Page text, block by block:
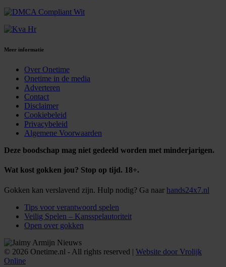
Meer informatie
Over Onetime
Onetime in de media
Adverteren
Contact
Disclaimer
Cookiebeleid
Privacybeleid
Algemene Voorwaarden
Deze boodschap mag niet gedeeld worden met minderjarigen.
Wat kost gokken jou? Stop op tijd. 18+.
Gokken kan verslavend zijn. Hulp nodig? Ga naar hands24x7.nl
Tips voor verantwoord spelen
Veilig Spelen – Kansspelautoriteit
Open over gokken
© 2026 Onetime.nl - All rights reserved | Website door Vrolijk
Online